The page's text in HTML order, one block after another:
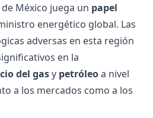
México juega un papel
energético global. Las
adversas en esta región
en la
del gasy petróleoa nivel
a los mercados como a los